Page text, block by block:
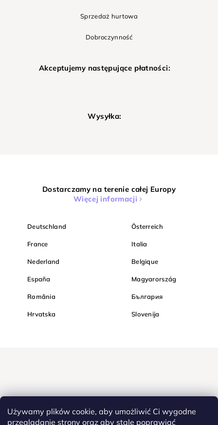
Używamy plików cookie, aby umożliwić Ci wygodne
przeglądanie strony oraz aby stale poprawiać
Sprzedaż hurtowa
Dobroczynność
Akceptujemy następujące płatności:
Wysyłka:
Dostarczamy na terenie całej Europy
Więcej informacji
Deutschland Österreich
France Italia
Nederland Belgique
España Magyarország
România България
Hrvatska Slovenija